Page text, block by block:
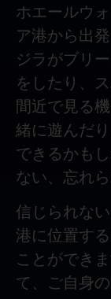
ホエールウ
ア港から出
ジラがブリ
をしたり、
間近で見る
緒に遊んだ
できるかも
ない、忘れ
信じられな
港に位置す
ことができ
て、ご自身